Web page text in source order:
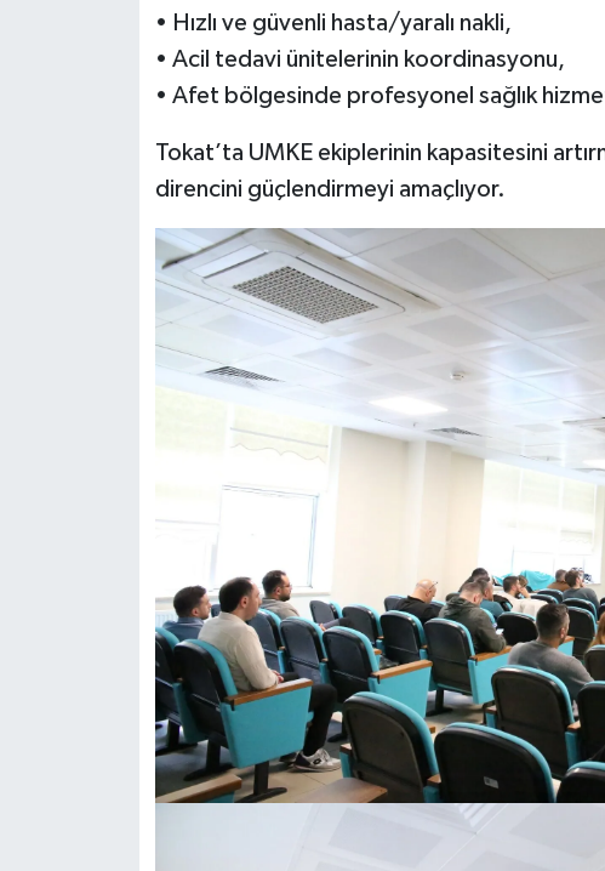
• Hızlı ve güvenli hasta/yaralı nakli,
• Acil tedavi ünitelerinin koordinasyonu,
• Afet bölgesinde profesyonel sağlık
Tokat’ta UMKE ekiplerinin kapasitesini
direncini güçlendirmeyi amaçlıyor.